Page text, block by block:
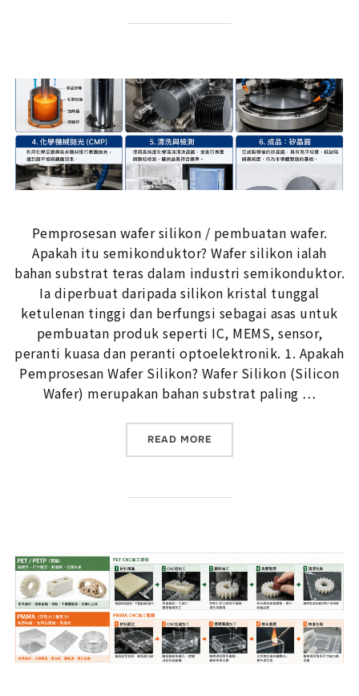
Pemprosesan wafer silikon / pembuatan wafer.
Apakah itu semikonduktor? Wafer silikon ialah
bahan substrat teras dalam industri semikonduktor.
Ia diperbuat daripada silikon kristal tunggal
ketulenan tinggi dan berfungsi sebagai asas untuk
pembuatan produk seperti IC, MEMS, sensor,
peranti kuasa dan peranti optoelektronik. 1. Apakah
Pemprosesan Wafer Silikon? Wafer Silikon (Silicon
Wafer) merupakan bahan substrat paling …
READ MORE